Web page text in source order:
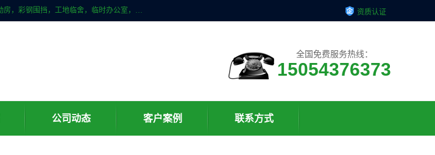
山东滨州科宇钢构工程有限公司是一家专业生产安装钢结构，彩钢房，活动房。主要产品有：彩钢房，活动房，彩钢围挡，工地临舍，临时办公室，民用建筑等生成安装；我们一贯坚持；诚信经营，薄利多销的经营理念。愿与广大的新老客户共创美好未来 资质认证
全国免费服务热线：
15054376373
公司动态 客户案例 联系方式